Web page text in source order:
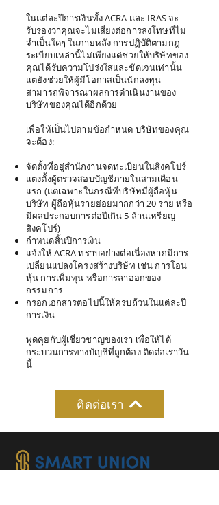
ในแต่ละปีการเงินทั้ง ACRA และ IRAS จะ
รับรองว่าคุณจะไม่เสี่ยงต่อการลงโทษที่ไม่
จำเป็นใดๆ ในภายหลัง การปฏิบัติตามกฎ
ระเบียบเหล่านี้ไม่เพียงแต่ช่วยให้บริษัทของ
คุณได้รับความโปร่งใสและชัดเจนเท่านั้น
แต่ยังช่วยให้ผู้มีโอกาสเป็นนักลงทุน
สามารถพิจารณาผลการดำเนินงานของ
บริษัทของคุณได้อีกด้วย
เพื่อให้เป็นไปตามข้อกำหนด บริษัทของคุณ
จะต้อง:
จัดตั้งที่อยู่สำนักงานจดทะเบียนในสิงคโปร์
แต่งตั้งผู้ตรวจสอบบัญชีภายในสามเดือน
แรก (แต่เฉพาะในกรณีที่บริษัทมีผู้ถือหุ้น
บริษัท ผู้ถือหุ้นรายย่อยมากกว่า 20 ราย หรือ
มีผลประกอบการต่อปีเกิน 5 ล้านเหรียญ
สิงคโปร์)
กำหนดสิ้นปีการเงิน
แจ้งให้ ACRA ทราบอย่างต่อเนื่องหากมีการ
เปลี่ยนแปลงโครงสร้างบริษัท เช่น การโอน
หุ้น การเพิ่มทุน หรือการลาออกของ
กรรมการ
กรอกเอกสารต่อไปนี้ให้ครบถ้วนในแต่ละปี
การเงิน
พูดคุยกับผู้เชี่ยวชาญของเรา เพื่อให้ได้
กระบวนการทางบัญชีที่ถูกต้อง ติดต่อเราวัน
นี้
ติดต่อเรา